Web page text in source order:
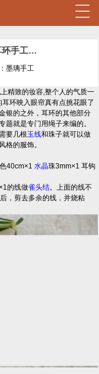
编绳耳坠教程图解，精彩diy水滴形水晶耳环手工编绳做法
墨璃手工
精致的妆容,整个人的气质一
环映入眼帘真有点挑花眼了
银的之外，耳环的其他部分
题就是专门用绳子来编的。
要几根玉线和珠子就可以做
格的服饰。
40cm×1水晶珠3mm×1 耳钩
的线做雀头结。上面的线不
，剪去多余的线，并烧粘